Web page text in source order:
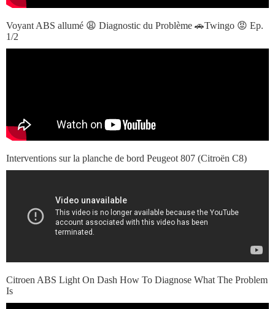
Voyant ABS allumé 😩 Diagnostic du Problème 🚗Twingo 😡 Ep.
1/2
Interventions sur la planche de bord Peugeot 807 (Citroën C8)
Citroen ABS Light On Dash How To Diagnose What The Problem
Is